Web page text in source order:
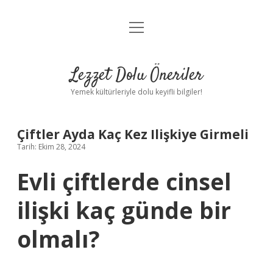
Anasayfa
Yasal Uyarı
menüyü
Lezzet Dolu Öneriler
Yemek kültürleriyle dolu keyifli bilgiler!
Çiftler Ayda Kaç Kez Ilişkiye Girmeli
Tarih: Ekim 28, 2024
Evli çiftlerde cinsel
ilişki kaç günde bir
olmalı?